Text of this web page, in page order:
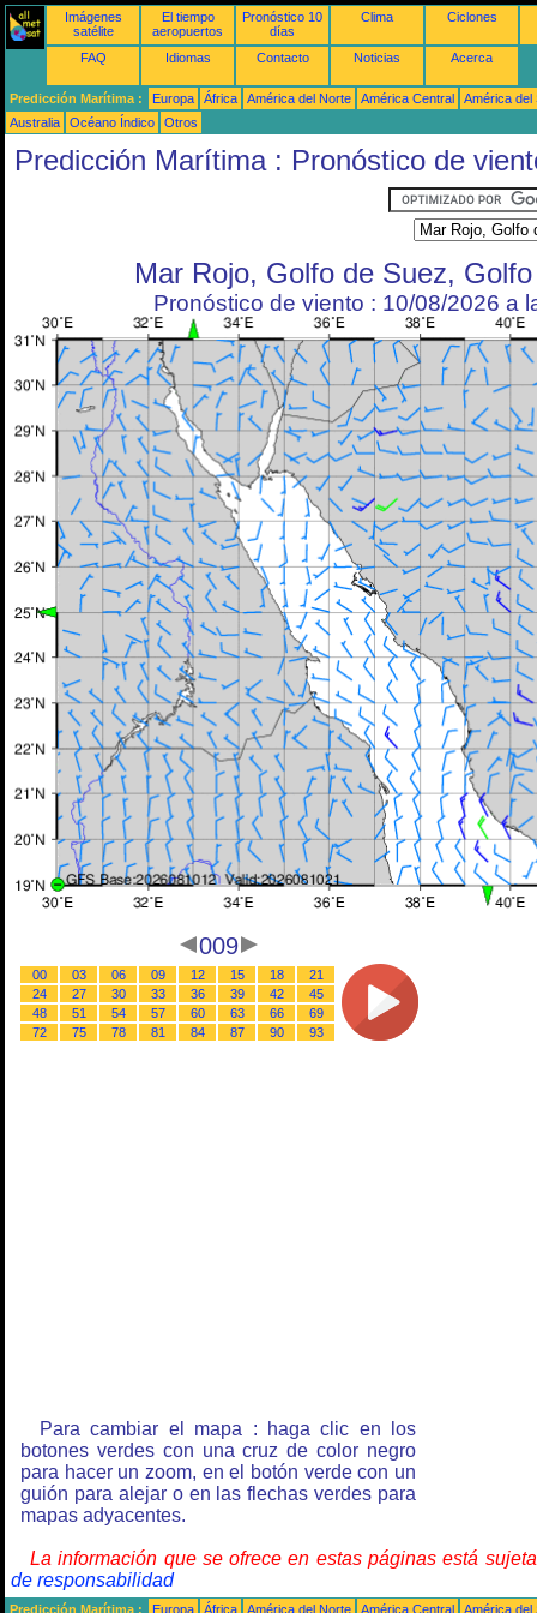
Imágenes
satélite
El tiempo
aeropuertos
Pronóstico 10
días
Clima Ciclones
FAQ Idiomas Contacto Noticias Acerca
Predicción Marítima : Europa África América del Norte América Central
América del
Australia
Océano Índico Otros
Predicción Marítima : Pronóstico de
Mar Rojo, Golfo de Suez,
Pronóstico de viento : 10/08/2026 a
009
00 03 06 09 12 15 18
21
24
27 30 33 36 39 42
45
48
51 54 57 60 63 66
69
72
75 78 81 84 87 90 93
Para cambiar el mapa : haga clic en los
botones verdes con una cruz de color negro
para hacer un zoom, en el botón verde con un
guión para alejar o en las flechas verdes para
mapas adyacentes.
La información que se ofrece en estas páginas está
de responsabilidad
Predicción Marítima : Europa África América del Norte América Central
América del